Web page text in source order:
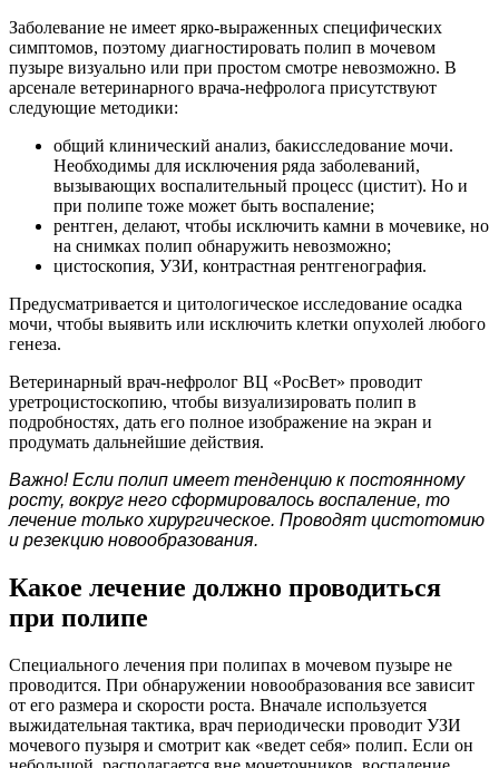
Заболевание не имеет ярко-выраженных специфических
симптомов, поэтому диагностировать полип в мочевом
пузыре визуально или при простом смотре невозможно. В
арсенале ветеринарного врача-нефролога присутствуют
следующие методики:
общий клинический анализ, бакисследование мочи.
Необходимы для исключения ряда заболеваний,
вызывающих воспалительный процесс (цистит). Но и
при полипе тоже может быть воспаление;
рентген, делают, чтобы исключить камни в мочевике, но
на снимках полип обнаружить невозможно;
цистоскопия, УЗИ, контрастная рентгенография.
Предусматривается и цитологическое исследование осадка
мочи, чтобы выявить или исключить клетки опухолей любого
генеза.
Ветеринарный врач-нефролог ВЦ «РосВет» проводит
уретроцистоскопию, чтобы визуализировать полип в
подробностях, дать его полное изображение на экран и
продумать дальнейшие действия.
Важно! Если полип имеет тенденцию к постоянному
росту, вокруг него сформировалось воспаление, то
лечение только хирургическое. Проводят цистотомию
и резекцию новообразования.
Какое лечение должно проводиться
при полипе
Специального лечения при полипах в мочевом пузыре не
проводится. При обнаружении новообразования все зависит
от его размера и скорости роста. Вначале используется
выжидательная тактика, врач периодически проводит УЗИ
мочевого пузыря и смотрит как «ведет себя» полип. Если он